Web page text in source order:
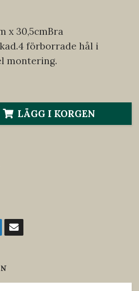
x 30,5cmBra
förborrade hål i
montering.
LÄGG I KORGEN